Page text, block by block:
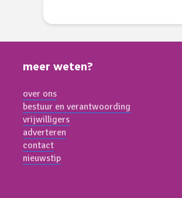
meer weten?
over ons
bestuur en verantwoording
vrijwilligers
adverteren
contact
nieuwstip